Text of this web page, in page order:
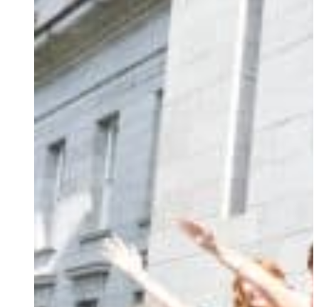
Italian
Polish
Portuguese
Ukrainian